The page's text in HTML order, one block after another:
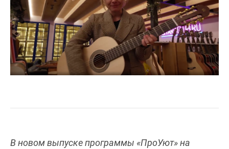
В новом выпуске программы «ПроУют» на